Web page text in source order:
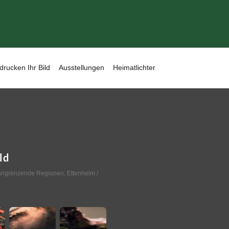
Ihr Bild Ausstellungen Heimatlichter
Regionen, Ettenheim /